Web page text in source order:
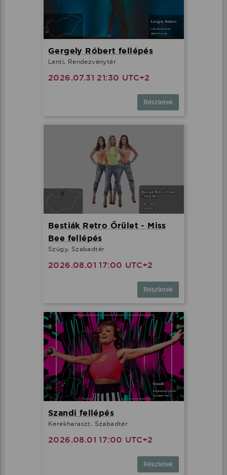
Gergely Róbert fellépés
Lenti, Rendezvénytér
2026.07.31 21:30 UTC+2
Részletek
Bestiák Retro Őrület - Miss
Bee fellépés
Szügy, Szabadtér
2026.08.01 17:00 UTC+2
Részletek
Szandi fellépés
Kerekharaszt, Szabadtér
2026.08.01 17:00 UTC+2
Részletek